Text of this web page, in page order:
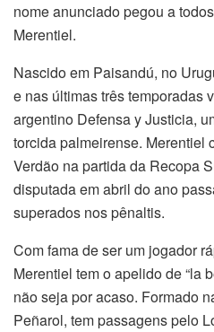
nome anunciado pegou a
Merentiel.
Nascido em Paisandú, no
e nas últimas três temporadas
argentino Defensa y Justicia,
torcida palmeirense. Merentiel
Verdão na partida da Recopa
disputada em abril do ano
superados nos pênaltis.
Com fama de ser um jogador
Merentiel tem o apelido de “la
não seja por acaso. Formado
Peñarol, tem passagens pelo